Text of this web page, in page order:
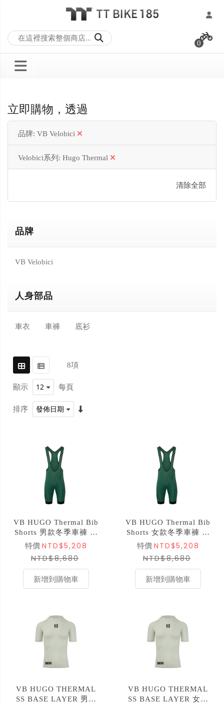
0
8項
顯示 每頁
排序
VB HUGO Thermal Bib
Shorts 男款冬季車褲 森
林綠
特價 NTD$5,208
NTD$8,680
新增到購物車
VB HUGO Thermal Bib
Shorts 女款冬季車褲 森
林綠
特價 NTD$5,208
NTD$8,680
新增到購物車
VB HUGO THERMAL
SS BASE LAYER 男款
VB HUGO THERMAL
SS BASE LAYER 女款
立即購物，透過
品牌 VB Velobici
Velobici系列 Hugo Thermal
清除全部
品牌
VB Velobici
人身部品
車衣 車褲 底衫